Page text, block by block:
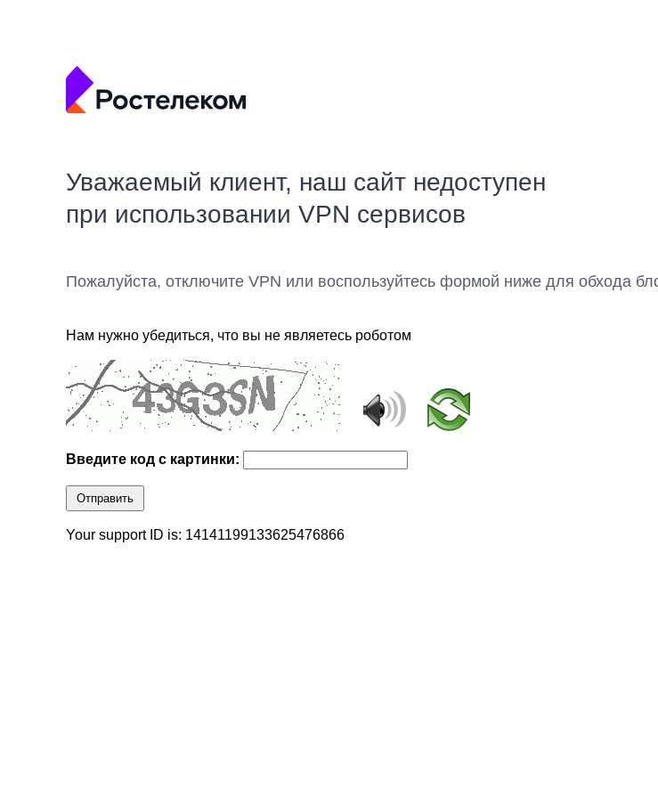
Уважаемый клиент, наш сайт недоступен
при использовании VPN сервисов
Пожалуйста, отключите VPN или воспользуйтесь формой ниже для обхода
Нам нужно убедиться, что вы не являетесь роботом
Введите код с картинки:
Отправить
Your support ID is: 14141199133625476866